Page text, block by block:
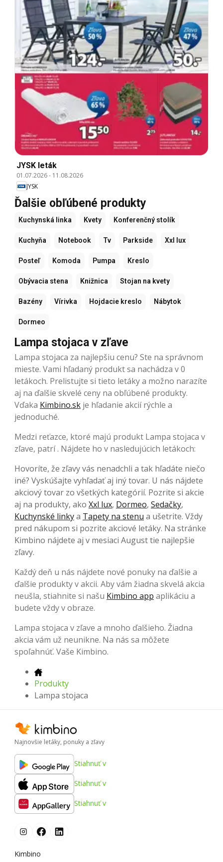
JYSK leták
01.07.2026- 11.08.2026
JYSK
Ďalšie obľúbené produkty
Kuchynská linka Kvety Konferenčný stolík
Kuchyňa Notebook Tv Parkside Xxl lux
Posteľ Komoda Pumpa Kreslo
Obývacia stena Knižnica Stojan na kvety
Bazény Vírivka Hojdacie kreslo Nábytok
Dormeo
Lampa stojaca v zľave
Lampa stojaca za najlepšiu cenu? Ste na správnom
mieste. Vami hľadaný produkt sa nachádza v 0
letákoch. Prelistujte si tieto letáky a možno narazíte
aj na ďalšie skvelé ceny na obľúbené produkty.
Vďaka Kimbino.sk je hľadanie akcií rýchle a
jednoduché.
Medzi reťazce, ktoré majú produkt Lampa stojaca v
zľave, patrí . Nájdete ho v nasledujúcich letákoch:
Hovoríte, že zľavy vás nenadchli a tak hľadáte niečo
iné? Vyskúšajte vyhľadať aj iný tovar. U nás nájdete
akciový tovar zo všetkých kategórií. Pozrite si akcie
aj na produkty, ako Xxl lux, Dormeo, Sedačky,
Kuchynské linkya Tapety na stenu a ušetrite. Vždy
pred nákupom si pozrite akciové letáky. Na stránke
Kimbino nájdete aj v mesiaci August tie najlepšie
zľavy.
Každý deň u nás nájdete nové ponuky na ďalšie a
ďalšie produkty v akcii. Aby vám žiadna skvelá akcia
neušla, stiahnite si našu Kimbino app aplikáciu a
budete vždy v obraze.
Lampa stojaca v zľave a mnoho ďalšieho. Žiadna
akcia vám už neunikne. Na nás sa môžete
spoľahnúť. Vaše Kimbino.
Produkty
Lampa stojaca
Najnovšie letáky, ponuky a zľavy
Stiahnuť v
Stiahnuť v
Stiahnuť v
Kimbino